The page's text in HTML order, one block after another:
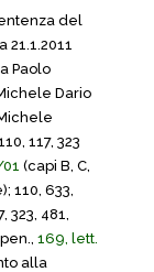
del
21.1.2011
Paolo
Dario
117, 323
(capi B, C,
110, 633,
323, 481,
169, lett.
alla